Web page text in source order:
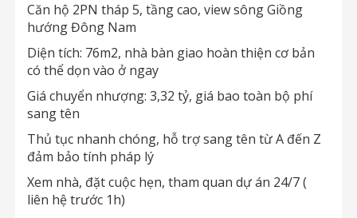
Căn hộ 2PN tháp 5, tầng cao, view sông Giồng
hướng Đông Nam
Diện tích: 76m2, nhà bàn giao hoàn thiện cơ bản
có thể dọn vào ở ngay
Giá chuyển nhượng: 3,32 tỷ, giá bao toàn bộ phí
sang tên
Thủ tục nhanh chóng, hỗ trợ sang tên từ A đến Z
đảm bảo tính pháp lý
Xem nhà, đặt cuộc hẹn, tham quan dự án 24/7 (
liên hệ trước 1h)